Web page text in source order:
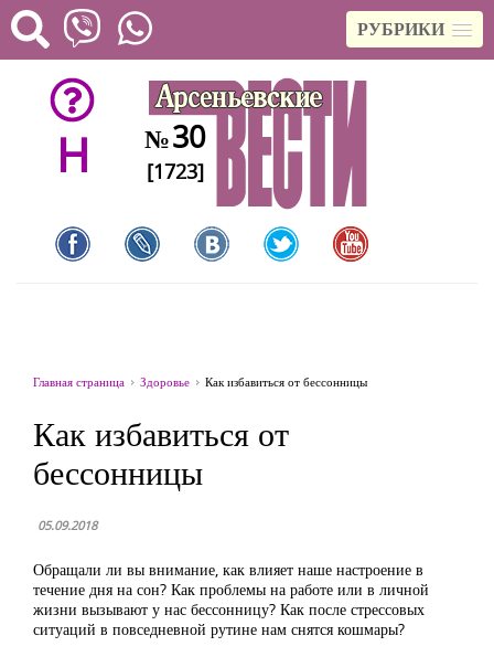
РУБРИКИ
H №30
[1723]
Главная страница Здоровье Как избавиться от бессонницы
Как избавиться от
бессонницы
05.09.2018
Обращали ли вы внимание, как влияет наше настроение в
течение дня на сон? Как проблемы на работе или в личной
жизни вызывают у нас бессонницу? Как после стрессовых
ситуаций в повседневной рутине нам снятся кошмары?